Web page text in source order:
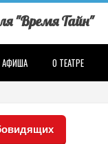
"Время Тайн"
АФИША О ТЕАТРЕ